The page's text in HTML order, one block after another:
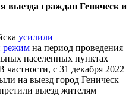
выезда граждан Геническ и
усилили
режим на период проведения
населенных пунктах
с 31 декабря 2022
на выезд город Геническ
выезд жителям